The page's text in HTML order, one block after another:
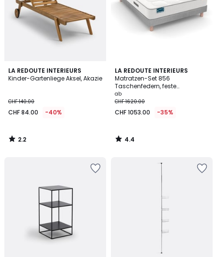
LA REDOUTE INTERIEURS
Kinder-Gartenliege Aksel, Akazie
CHF 140.00
CHF 84.00 -40%
2.2
/ 5
2.2
/
LA REDOUTE INTERIEURS
Matratzen-Set 856
Taschenfedern, feste
Unterstützung, umhüllender
Liegekomfort
ab
CHF 1620.00
CHF 1053.00 -35%
4.4
/ 5
4.4
/